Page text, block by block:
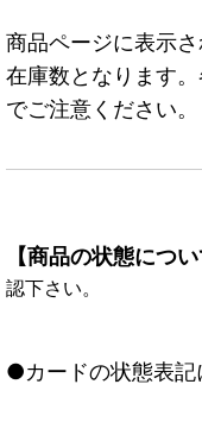
商品ページに表示
在庫数となります
でご注意ください。
【商品の状態につい
認下さい。
●カードの状態表記